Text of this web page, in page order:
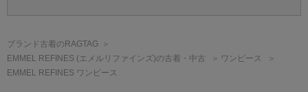
カ
ブランド古着のRAGTAG
EMMEL REFINES (エメルリファインズ)の古着・中古
ワンピース
EMMEL REFINES ワンピース